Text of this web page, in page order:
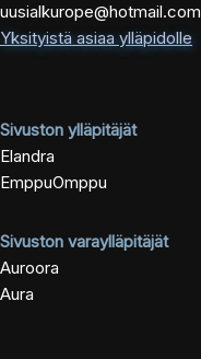
uusialkurope@hotmail.com
Yksityistä asiaa ylläpidolle
Sivuston ylläpitäjät
Elandra
EmppuOmppu
Sivuston varaylläpitäjät
Auroora
Aura